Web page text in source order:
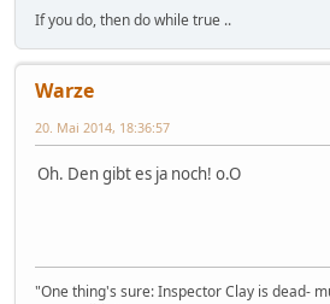
If you do, then do while true ..
Warze
20. Mai 2014, 18:36:57
Oh. Den gibt es ja noch! o.O
"One thing's sure: Inspector Clay is dead-